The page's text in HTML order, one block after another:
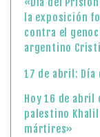
la exposición
contra el
argentino
17 de abril:
Hoy 16 de
palestino
mártires»